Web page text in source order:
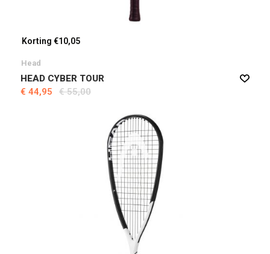
Korting €10,05
Head
HEAD CYBER TOUR
€ 44,95
€ 55,00